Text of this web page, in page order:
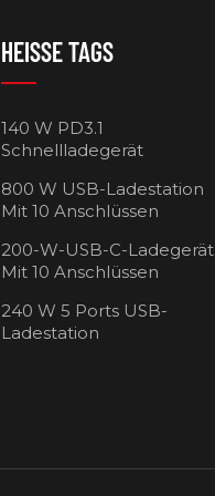
HEISSE TAGS
140 W PD3.1
Schnellladegerät
800 W USB-Ladestation
Mit 10 Anschlüssen
200-W-USB-C-Ladegerät
Mit 10 Anschlüssen
240 W 5 Ports USB-
Ladestation